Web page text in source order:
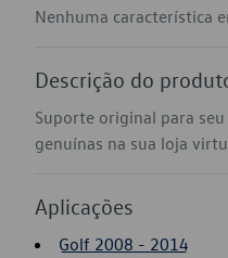
Nenhuma característica
Descrição do
Suporte original para
genuínas na sua loja
Aplicações
Golf 2008 - 2014